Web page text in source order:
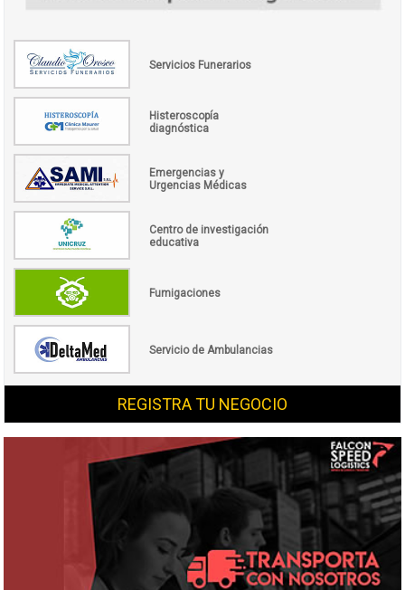
Servicios Funerarios
Histeroscopía
diagnóstica
Emergencias y
Urgencias Médicas
Centro de investigación
educativa
Fumigaciones
Servicio de Ambulancias
REGISTRA TU NEGOCIO